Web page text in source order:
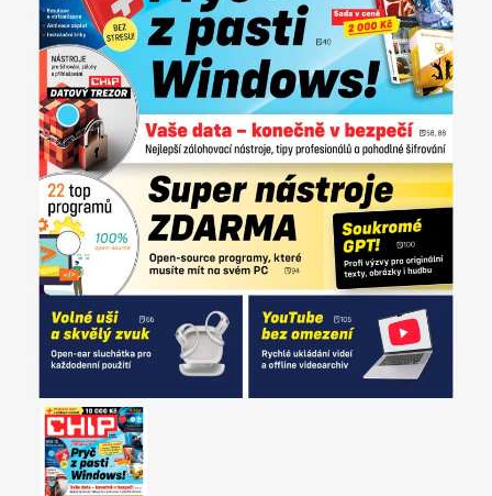
Apetit
Svět ženy
Marianne Bydlení
Marianne Venkov & styl